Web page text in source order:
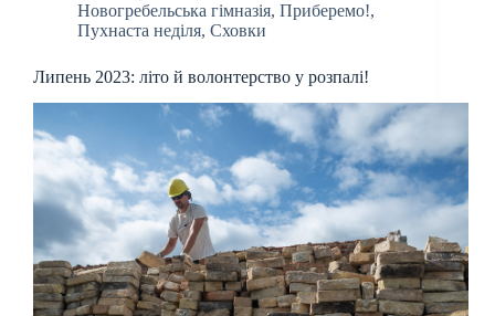
Новогребельська гімназія, Приберемо!,
Пухнаста неділя, Сховки
Липень 2023: літо й волонтерство у розпалі!